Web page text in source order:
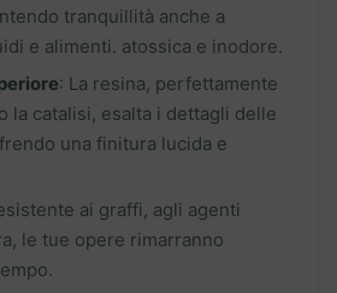
tranquillità anche a
e alimenti. atossica e inodore.
: La resina, perfettamente
la catalisi, esalta i dettagli delle
una finitura lucida e
ai graffi, agli agenti
le tue opere rimarranno